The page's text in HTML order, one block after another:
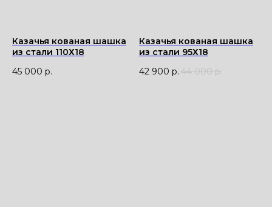
Казачья кованая шашка
из стали 110Х18
45 000 р.
Казачья кованая шашка
из стали 95Х18
42 900 р. 44 000 р.